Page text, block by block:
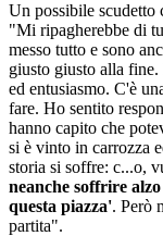
Un possibile
"Mi ripagherebbe di
messo tutto e sono
giusto giusto alla
ed entusiasmo. C'è
fare. Ho sentito
hanno capito che
si è vinto in carrozza
storia si soffre: c...o,
neanche soffrire
questa piazza'. Però
partita".